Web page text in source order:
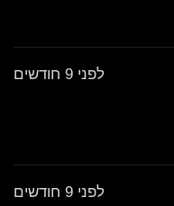
לפני 9 חודשים
לפני 9 חודשים